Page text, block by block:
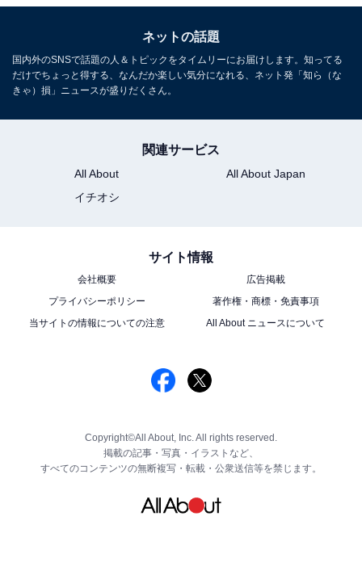
ネットの話題
国内外のSNSで話題の人＆トピックをタイムリーにお届けします。知ってる
だけでちょっと得する、なんだか楽しい気分になれる、ネット発「知ら（な
きゃ）損」ニュースが盛りだくさん。
関連サービス
All About
All About Japan
イチオシ
サイト情報
会社概要
広告掲載
プライバシーポリシー
著作権・商標・免責事項
当サイトの情報についての注意
All About ニュースについて
Copyright©All About, Inc. All rights reserved.
掲載の記事・写真・イラストなど、
すべてのコンテンツの無断複写・転載・公衆送信等を禁じます。